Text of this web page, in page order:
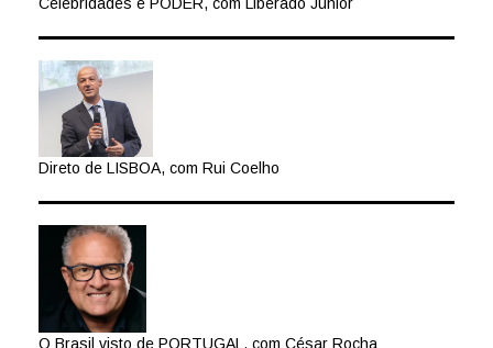
Direto de LISBOA, com Rui Coelho
O Brasil visto de PORTUGAL, com César Rocha